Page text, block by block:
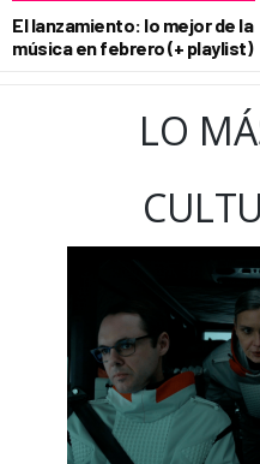
CULTURIZANDO.COM
El lanzamiento: lo mejor de la
música en febrero (+ playlist)
LO